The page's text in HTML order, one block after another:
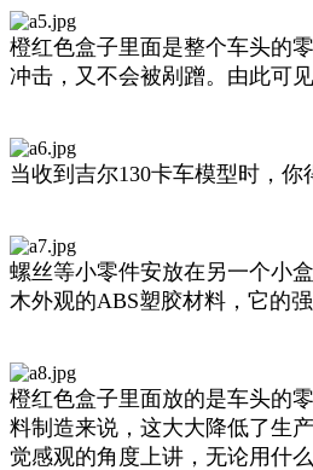
橙红色盒子里面是整个车头的
冲击，又不会被剐蹭。由此可
当收到吉尔130卡车模型时，
螺丝等小零件安放在另一个小
木外观的ABS塑胶材料，它的
橙红色盒子里面放的是车头的
料制造来说，这大大降低了生
觉感观的角度上讲，无论用什